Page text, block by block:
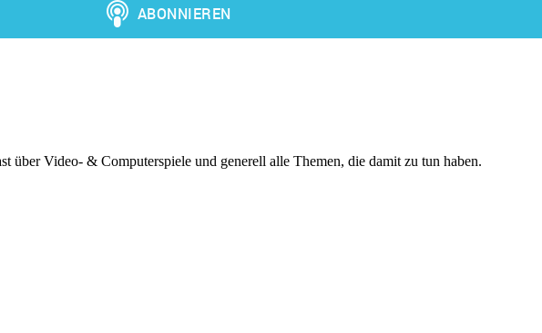
über Video- & Computerspiele und generell alle Themen, die damit zu tun haben.